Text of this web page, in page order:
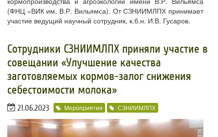
(ФНЦ «ВИК им. В.Р. Вильямса). От СЗНИИМЛПХ принимает
участие ведущий научный сотрудник, к.б.н. И.В. Гусаров.
Сотрудники СЗНИИМЛПХ приняли участие в
совещании «Улучшение качества
заготовляемых кормов-залог снижения
себестоимости молока»
21.06.2023 Мероприятия СЗНИИМЛПХ